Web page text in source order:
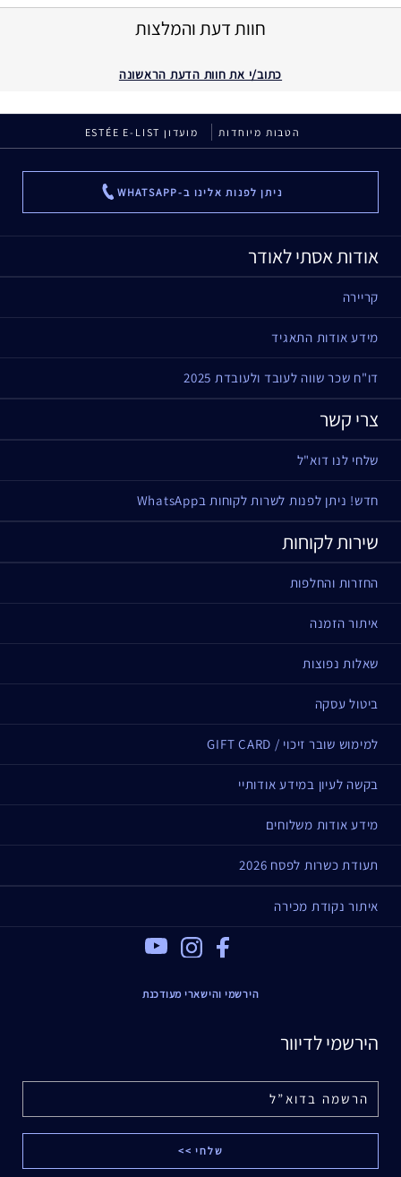
חוות דעת והמלצות
כתוב/י את חוות הדעת הראשונה
הטבות מיוחדות מועדון ESTÉE E-LIST
ניתן לפנות אלינו ב-WHATSAPP ...
אודות אסתי לאודר
קריירה
מידע אודות התאגיד
דו"ח שכר שווה לעובד ולעובדת 2025
צרי קשר
שלחי לנו דוא"ל
חדש! ניתן לפנות לשרות לקוחות בWhatsApp
שירות לקוחות
החזרות והחלפות
איתור הזמנה
שאלות נפוצות
ביטול עסקה
למימוש שובר זיכוי / GIFT CARD
בקשה לעיון במידע אודותיי
מידע אודות משלוחים
תעודת כשרות לפסח 2026
איתור נקודת מכירה
Facebook
הירשמי והישארי מעודכנת
הירשמי לדיוור